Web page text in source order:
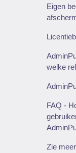
Eigen
welke
FAQ -
Zie meer